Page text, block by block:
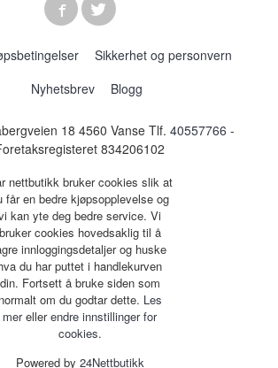
Sikkerhet og personvern
Nyhetsbrev
Blogg
18 4560 Vanse Tlf. 40557766 -
834206102
nettbutikk bruker cookies slik at
får en bedre kjøpsopplevelse og
kan yte deg bedre service. Vi
bruker cookies hovedsaklig til å
innloggingsdetaljer og huske
du har puttet i handlekurven
din. Fortsett å bruke siden som
normalt om du godtar dette. Les
merellerendre innstillinger for
cookies.
Powered by 24Nettbutikk